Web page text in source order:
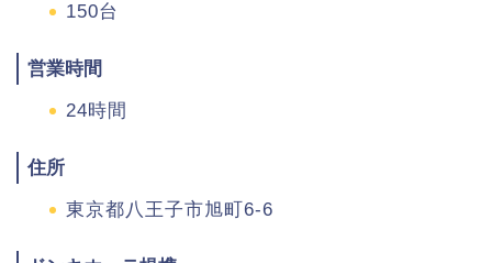
150台
営業時間
24時間
住所
東京都八王子市旭町6-6